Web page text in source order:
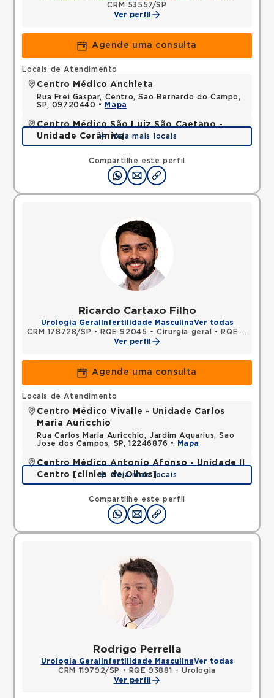
CRM 53557/SP
Ver perfil
Agende uma consulta
Compartilhe este perfil
Locais de Atendimento
Centro Médico Anchieta
Rua Frei Gaspar, Centro, Sao Bernardo do Campo,
SP, 09720440 •
Mapa
Centro Médico São Luiz São Caetano -
Unidade Cerâmica
Alameda Caulim, Ceramica, Sao Caetano do Sul,
SP, 09531195 •
Veja mais locais
Ricardo Cartaxo Filho
Urologia Geral Infertilidade MasculinaVer todas
CRM 178728/SP • RQE 92045 - Cirurgia geral •
RQE 92440 - Urologia
Ver perfil
Agende uma consulta
Compartilhe este perfil
Locais de Atendimento
Centro Médico Vivalle - Unidade Carlos
Maria Auricchio
Rua Carlos Maria Auricchio, Jardim Aquarius, Sao
Jose dos Campos, SP, 12246876 •
Mapa
Centro Médico Antonio Afonso - Unidade II
Centro [clínica de Olhos]
Rua Quinze de Novembro, Centro, Jacarei, SP,
Mapa
Veja mais locais
Rodrigo Perrella
Urologia Geral Infertilidade MasculinaVer todas
CRM 119792/SP
•
RQE 93881 - Urologia
Ver perfil